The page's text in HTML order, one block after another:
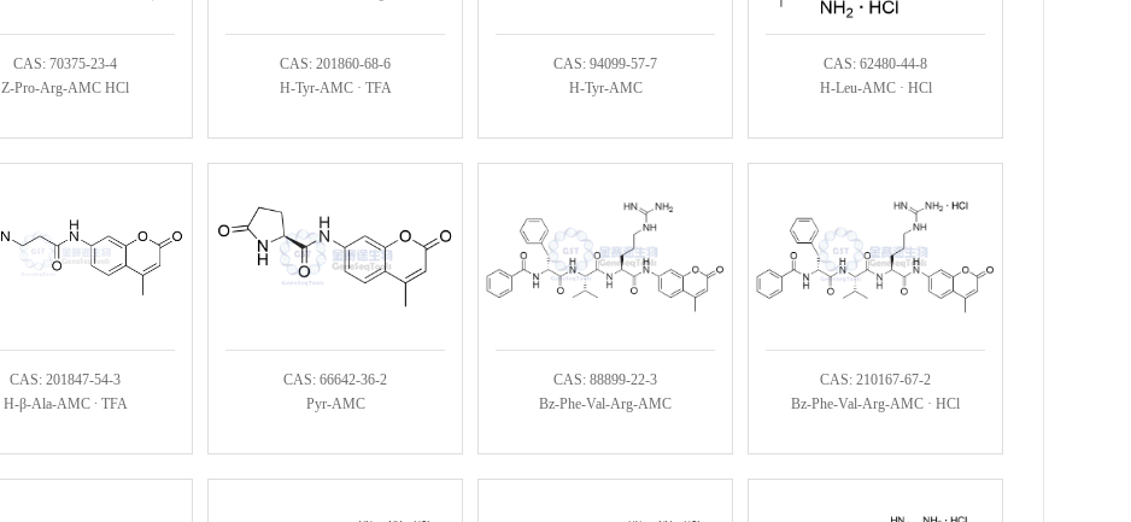
CAS: 70375-23-4
Z-Pro-Arg-AMC HCl
CAS: 201860-68-6
H-Tyr-AMC · TFA
CAS: 94099-57-7
H-Tyr-AMC
CAS: 62480-44-8
H-Leu-AMC · HCl
CAS: 201847-54-3
H-β-Ala-AMC ∙ TFA
CAS: 66642-36-2
Pyr-AMC
CAS: 88899-22-3
Bz-Phe-Val-Arg-AMC
CAS: 210167-67-2
Bz-Phe-Val-Arg-AMC · HCl